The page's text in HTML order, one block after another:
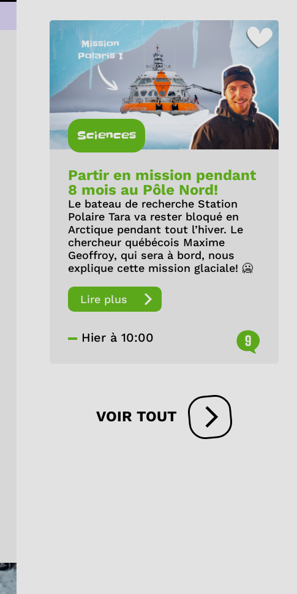
Sciences
Partir en mission pendant
8 mois au Pôle Nord!
Le bateau de recherche Station
Polaire Tara va rester bloqué en
Arctique pendant tout l’hiver. Le
chercheur québécois Maxime
Geoffroy, qui sera à bord, nous
explique cette mission glaciale! 🥶
Lire plus
Hier à 10:00 9
VOIR TOUT